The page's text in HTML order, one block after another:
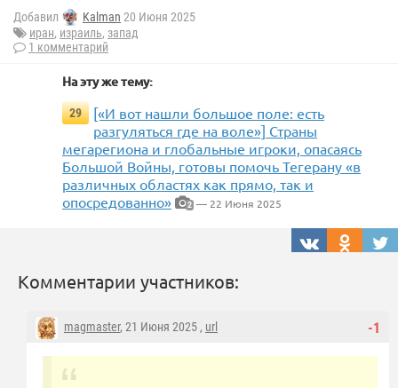
Добавил Kalman 20 Июня 2025
иран, израиль, запад
1 комментарий
На эту же тему:
29
[«И вот нашли большое поле: есть
разгуляться где на воле»] Страны
мегарегиона и глобальные игроки, опасаясь
Большой Войны, готовы помочь Тегерану «в
различных областях как прямо, так и
опосредованно»
2 — 22 Июня 2025
Комментарии участников:
-1
magmaster, 21 Июня 2025 , url